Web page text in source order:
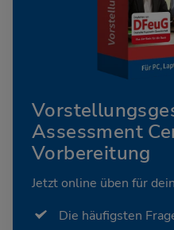
Assessment
Vorbereitung
Jetzt online üben für
Die häufigsten